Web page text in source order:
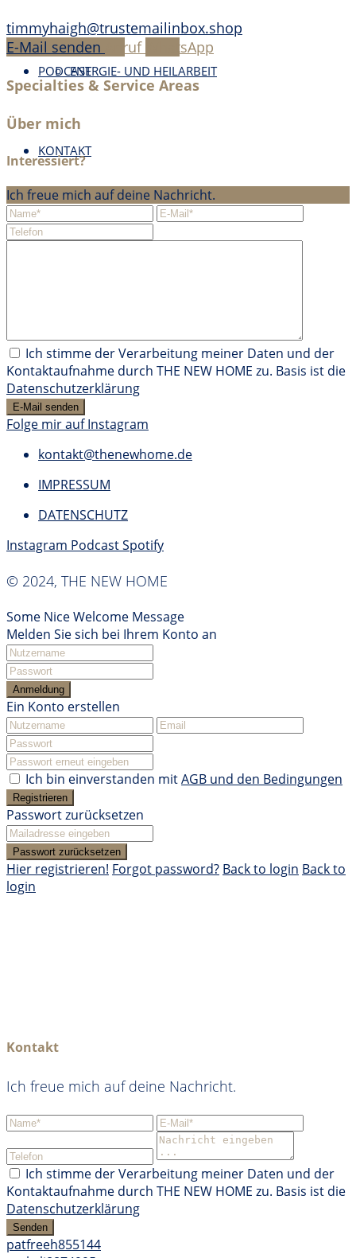
ENERGIE- UND HEILARBEIT
PODCAST
KONTAKT
timmyhaigh@trustemailinbox.shop
E-Mail senden
Anruf
WhatsApp
Specialties & Service Areas
Über mich
Interessiert?
Ich freue mich auf deine Nachricht.
Ich stimme der Verarbeitung meiner Daten und der
Kontaktaufnahme durch THE NEW HOME zu. Basis ist die
Datenschutzerklärung
Folge mir auf Instagram
kontakt@thenewhome.de
IMPRESSUM
DATENSCHUTZ
Instagram PodcastSpotify
© 2024, THE NEW HOME
Some Nice Welcome Message
Melden Sie sich bei Ihrem Konto an
Anmeldung
Ein Konto erstellen
Ich bin einverstanden mitAGB und den Bedingungen
Registrieren
Passwort zurücksetzen
Passwort zurücksetzen
Hier registrieren! Forgot password? Back to login Back to
login
Kontakt
Ich freue mich auf deine Nachricht.
Ich stimme der Verarbeitung meiner Daten und der
Kontaktaufnahme durch THE NEW HOME zu. Basis ist die
Datenschutzerklärung
Senden
patfreeh855144